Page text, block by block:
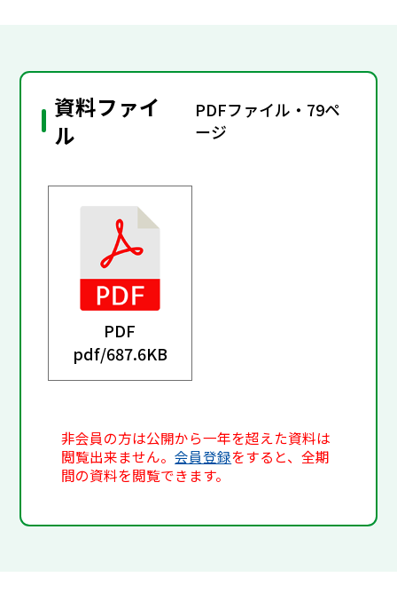
資料ファイ
ル
PDFファイル・79ペ
ージ
PDF
pdf/687.6KB
非会員の方は公開から一年を超えた資料は
閲覧出来ません。会員登録をすると、全期
間の資料を閲覧できます。